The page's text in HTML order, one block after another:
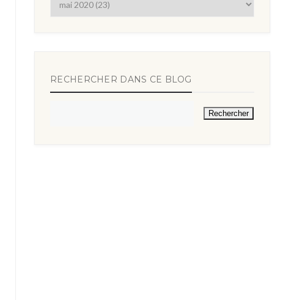
RECHERCHER DANS CE BLOG